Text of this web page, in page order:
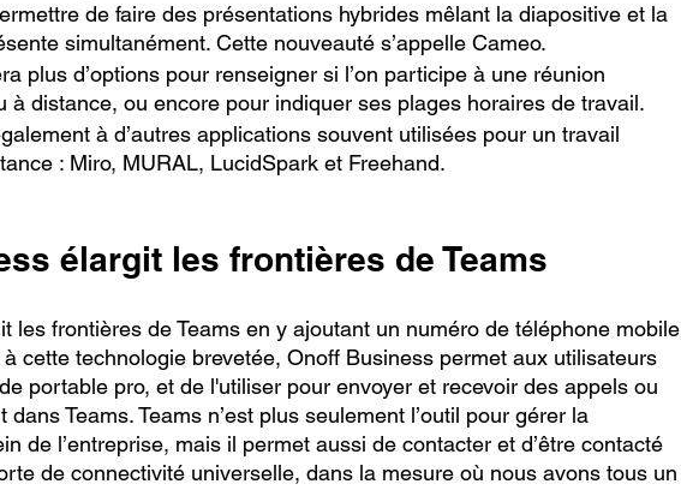
de faire des présentations hybrides mêlant la diapositive et la
simultanément. Cette nouveauté s’appelle Cameo.
plus d’options pour renseigner si l’on participe à une réunion
à distance, ou encore pour indiquer ses plages horaires de travail.
à d’autres applications souvent utilisées pour un travail
: Miro, MURAL, LucidSpark et Freehand.
élargit les frontières de Teams
les frontières de Teams en y ajoutant un numéro de téléphone mobile
cette technologie brevetée, Onoff Business permet aux utilisateurs
portable pro, et de l'utiliser pour envoyer et recevoir des appels ou
Teams. Teams n’est plus seulement l’outil pour gérer la
de l’entreprise, mais il permet aussi de contacter et d’être contacté
de connectivité universelle, dans la mesure où nous avons tous un